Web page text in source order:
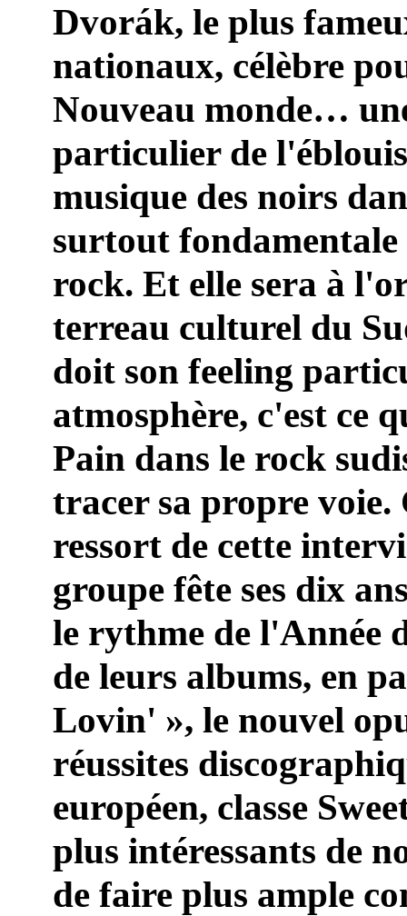
Dvorák, le plus
nationaux, célèbre
Nouveau monde…
particulier de
musique des noirs
surtout
rock. Et elle sera à
terreau culturel du
doit son feeling
atmosphère, c'est ce
Pain dans le rock
tracer sa propre voie.
ressort de cette
groupe fête ses dix
le rythme de l'Année
de leurs albums, en
Lovin' », le nouvel
réussites
européen, classe
plus intéressants de
de faire plus ample